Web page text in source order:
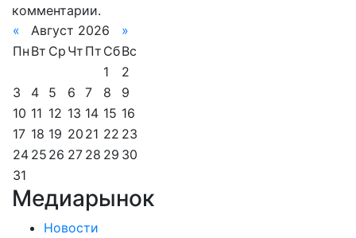
комментарии.
«
Август 2026
»
Пн Вт Ср Чт Пт СбВс
1
2
3
4 5 6 7 8
9
10 11 12 13 14 15 16
17 18 19 20 21 22 23
24 25 26 27 28 29 30
31
Медиарынок
Новости